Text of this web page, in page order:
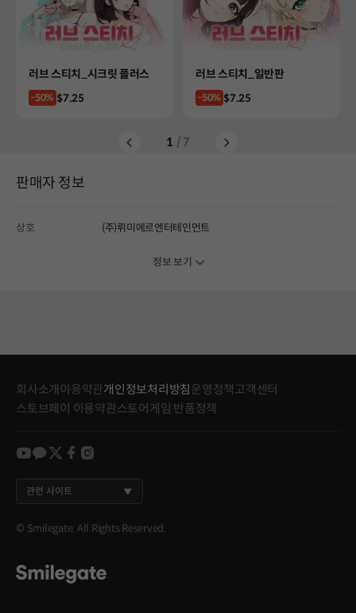
Product
러브 스티치_시크릿 플러스
-50% Price
$7.25
Product
러브 스티치_일반판
-50% Price
$7.25
1 / 7
판매자 정보
상호 (주)뤼미에르엔터테인먼트
정보 보기
회사소개 이용약관개인정보처리방침 운영정책고객센터
스토브페이 이용약관스토어게임 반품정책
youtube
kakao
twitter
facebook
instagram
관련 사이트
© Smilegate. All Rights Reserved.